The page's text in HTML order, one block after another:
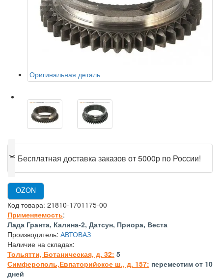
Оригинальная деталь
🎁 Бесплатная доставка заказов от 5000р по России!
OZON
Код товара: 21810-1701175-00
Применяемость:
Лада Гранта, Калина-2, Датсун, Приора, Веста
Производитель: АВТОВАЗ
Наличие на складах:
Тольятти, Ботаническая, д. 32: 5
Симферополь,Евпаторийское ш., д. 157: переместим от 10
дней